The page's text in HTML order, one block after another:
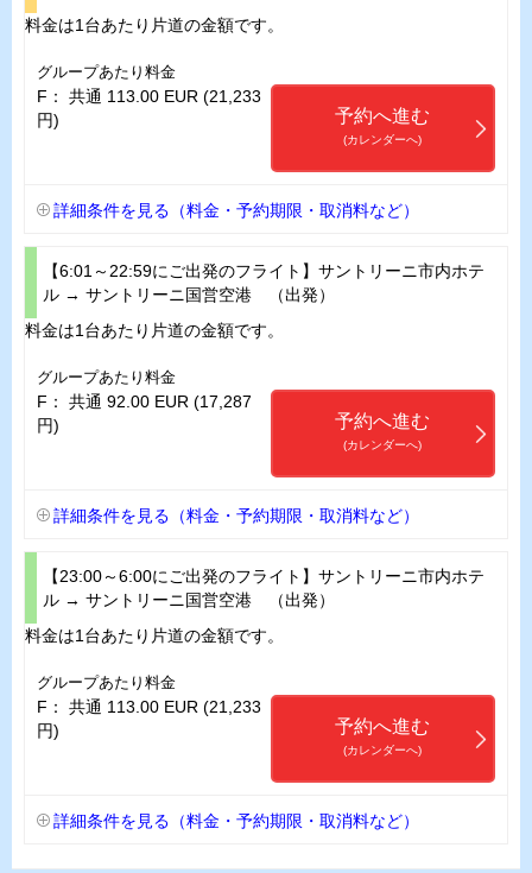
料金は1台あたり片道の金額です。
グループあたり料金
F： 共通 113.00 EUR (21,233
円)
予約へ進む
(カレンダーへ)
詳細条件を見る（料金・予約期限・取消料など）
【6:01～22:59にご出発のフライト】サントリーニ市内ホテ
ル → サントリーニ国営空港 （出発）
料金は1台あたり片道の金額です。
グループあたり料金
F： 共通 92.00 EUR (17,287
円)
予約へ進む
(カレンダーへ)
詳細条件を見る（料金・予約期限・取消料など）
【23:00～6:00にご出発のフライト】サントリーニ市内ホテ
ル → サントリーニ国営空港 （出発）
料金は1台あたり片道の金額です。
グループあたり料金
F： 共通 113.00 EUR (21,233
円)
予約へ進む
(カレンダーへ)
詳細条件を見る（料金・予約期限・取消料など）